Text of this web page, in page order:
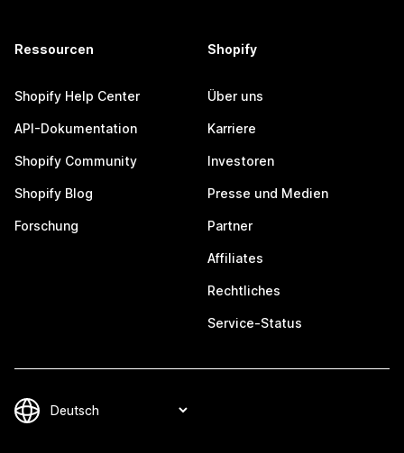
Ressourcen
Shopify Help Center
API-Dokumentation
Shopify Community
Shopify Blog
Forschung
Shopify
Über uns
Karriere
Investoren
Presse und Medien
Partner
Affiliates
Rechtliches
Service-Status